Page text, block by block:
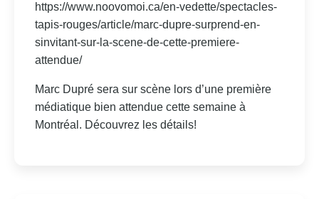
https://www.noovomoi.ca/en-vedette/spectacles-
tapis-rouges/article/marc-dupre-surprend-en-
sinvitant-sur-la-scene-de-cette-premiere-
attendue/
Marc Dupré sera sur scène lors d’une première
médiatique bien attendue cette semaine à
Montréal. Découvrez les détails!